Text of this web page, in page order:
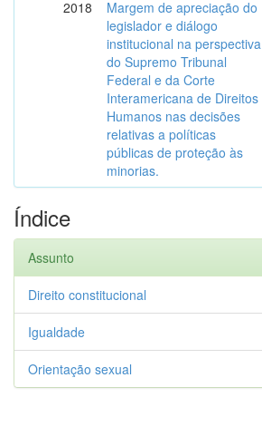
2018
Margem de apreciação do
legislador e diálogo
institucional na perspectiva
do Supremo Tribunal
Federal e da Corte
Interamericana de Direitos
Humanos nas decisões
relativas a políticas
públicas de proteção às
minorias.
Índice
Assunto
Direito constitucional
Igualdade
Orientação sexual